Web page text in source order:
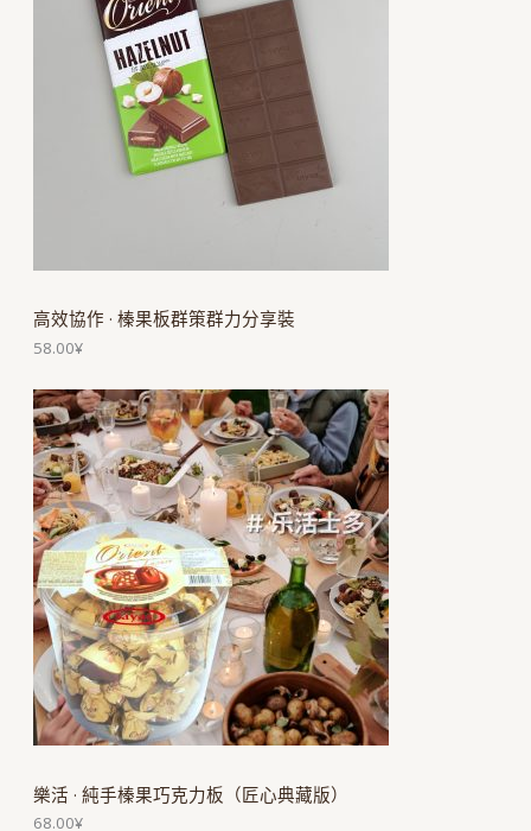
高效協作 · 榛果板群策群力分享裝
58.00¥
樂活 · 純手榛果巧克力板（匠心典藏版）
68.00¥